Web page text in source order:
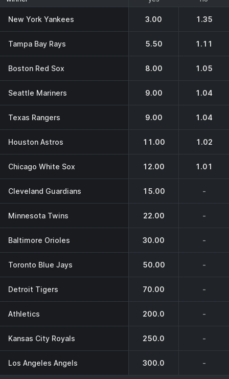
New York Yankees 3.00 1.35
Tampa Bay Rays 5.50 1.11
Boston Red Sox 8.00 1.05
Seattle Mariners 9.00 1.04
Texas Rangers 9.00 1.04
Houston Astros 11.00 1.02
Chicago White Sox 12.00 1.01
Cleveland Guardians 15.00 -
Minnesota Twins 22.00 -
Baltimore Orioles 30.00 -
Toronto Blue Jays 50.00 -
Detroit Tigers 70.00 -
Athletics 200.0 -
Kansas City Royals 250.0 -
Los Angeles Angels 300.0 -